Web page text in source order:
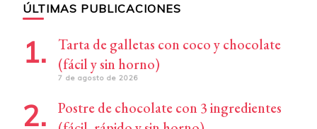
ÚLTIMAS PUBLICACIONES
Tarta de galletas con coco y chocolate
(fácil y sin horno)
7 de agosto de 2026
Postre de chocolate con 3 ingredientes